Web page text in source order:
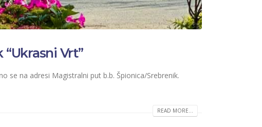
Vrt”
se na adresi Magistralni put b.b. Špionica/Srebrenik.
READ MORE...